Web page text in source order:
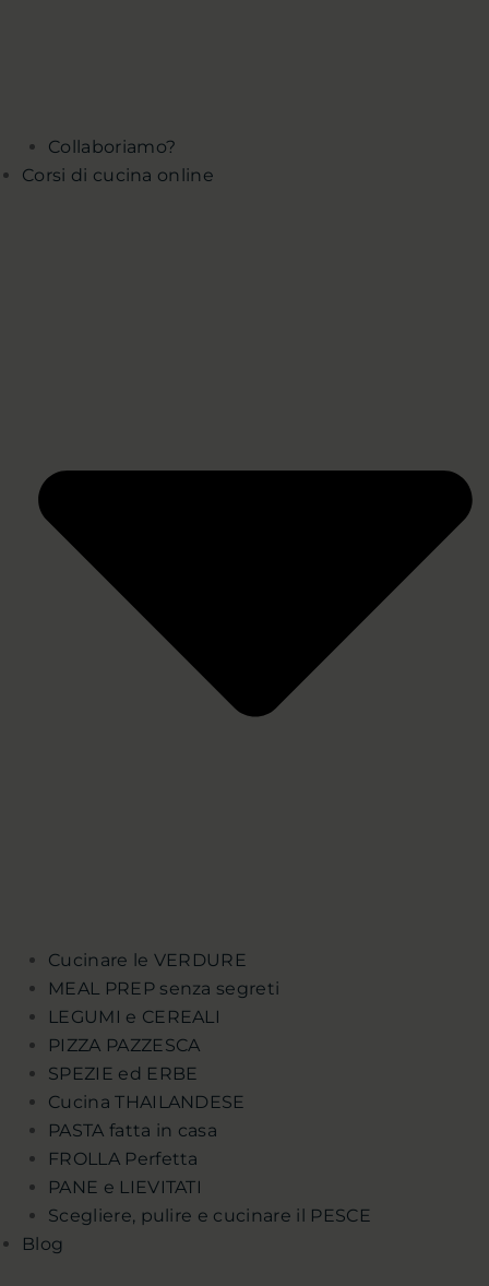
Collaboriamo?
Corsi di cucina online
Cucinare le VERDURE
MEAL PREP senza segreti
LEGUMI e CEREALI
PIZZA PAZZESCA
SPEZIE ed ERBE
Cucina THAILANDESE
PASTA fatta in casa
FROLLA Perfetta
PANE e LIEVITATI
Scegliere, pulire e cucinare il PESCE
Blog